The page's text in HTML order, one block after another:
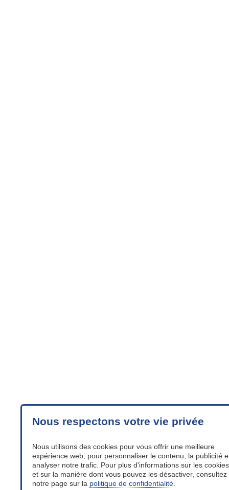
Nous respectons votre vie privée
Nous utilisons des cookies pour vous offrir une meilleure
expérience web, pour personnaliser le contenu, la publicité
analyser notre trafic. Pour plus d'informations sur les cookies
et sur la manière dont vous pouvez les désactiver, consultez
notre page sur la politique de confidentialité.